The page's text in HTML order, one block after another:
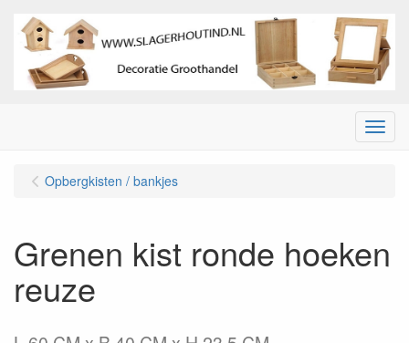
Menu
Opbergkisten / bankjes
Grenen kist ronde hoeken
reuze